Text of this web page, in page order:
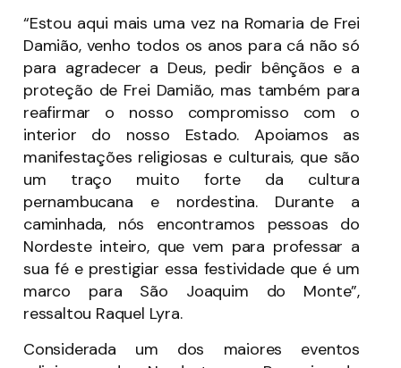
“Estou aqui mais uma vez na Romaria de Frei
Damião, venho todos os anos para cá não só
para agradecer a Deus, pedir bênçãos e a
proteção de Frei Damião, mas também para
reafirmar o nosso compromisso com o
interior do nosso Estado. Apoiamos as
manifestações religiosas e culturais, que são
um traço muito forte da cultura
pernambucana e nordestina. Durante a
caminhada, nós encontramos pessoas do
Nordeste inteiro, que vem para professar a
sua fé e prestigiar essa festividade que é um
marco para São Joaquim do Monte”,
ressaltou Raquel Lyra.
Considerada um dos maiores eventos